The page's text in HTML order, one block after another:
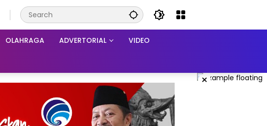
OLAHRAGA ADVERTORIAL VIDEO
×